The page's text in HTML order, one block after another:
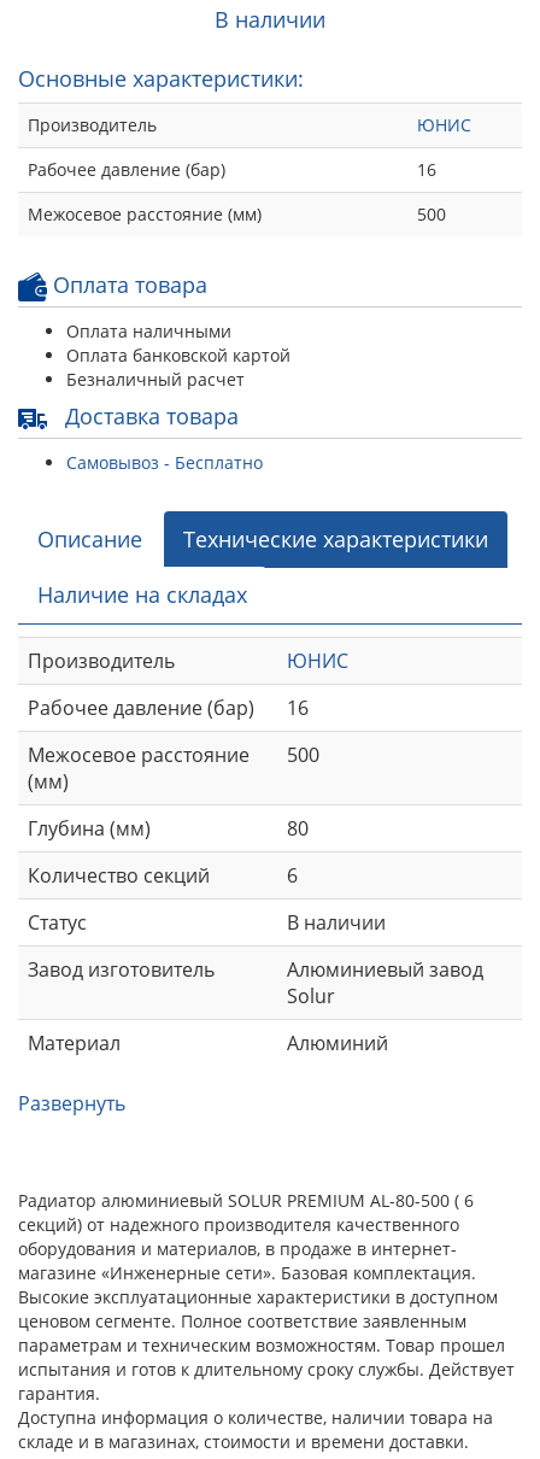
В наличии
Основные характеристики:
Производитель
ЮНИС
Рабочее давление (бар)
16
Межосевое расстояние (мм)
500
Оплата товара
Оплата наличными
Оплата банковской картой
Безналичный расчет
Доставка товара
Самовывоз - Бесплатно
Описание
Технические характеристики
Наличие на складах
Производитель
ЮНИС
Рабочее давление (бар)
16
Межосевое расстояние
(мм)
500
Глубина (мм)
80
Количество секций
6
Статус
В наличии
Завод изготовитель
Алюминиевый завод
Solur
Материал
Алюминий
Развернуть
Радиатор алюминиевый SOLUR PREMIUM AL-80-500 ( 6
секций) от надежного производителя качественного
оборудования и материалов, в продаже в интернет-
магазине «Инженерные сети». Базовая комплектация.
Высокие эксплуатационные характеристики в доступном
ценовом сегменте. Полное соответствие заявленным
параметрам и техническим возможностям. Товар прошел
испытания и готов к длительному сроку службы. Действует
гарантия.
Доступна информация о количестве, наличии товара на
складе и в магазинах, стоимости и времени доставки.